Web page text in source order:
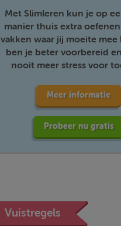
Met Slimleren kun je op
manier thuis extra
vakken waar jij moeite mee
ben je beter voorbereid
nooit meer stress voor
Meer informatie
Probeer nu gratis
Vuistregels